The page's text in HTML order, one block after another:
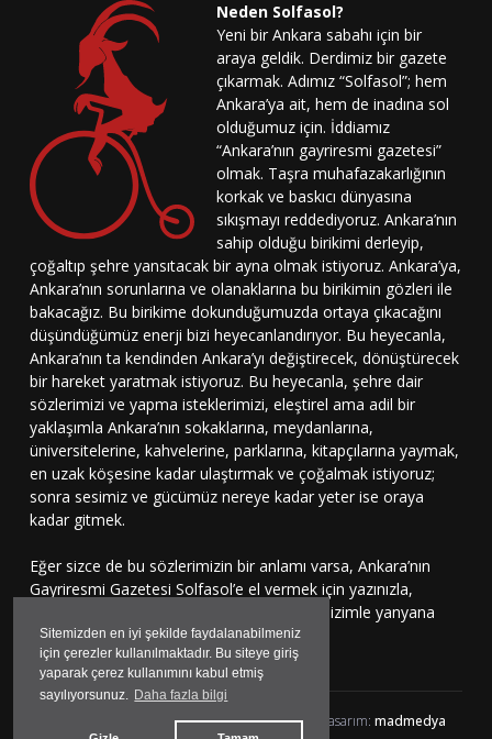
Sitemizden en iyi şekilde faydalanabilmeniz
için çerezler kullanılmaktadır. Bu siteye giriş
yaparak çerez kullanımını kabul etmiş
sayılıyorsunuz. Daha fazla bilgi
Neden Solfasol?
Yeni bir Ankara sabahı için bir
araya geldik. Derdimiz bir gazete
çıkarmak. Adımız “Solfasol”; hem
Ankara’ya ait, hem de inadına sol
olduğumuz için. İddiamız
“Ankara’nın gayriresmi gazetesi”
olmak. Taşra muhafazakarlığının
korkak ve baskıcı dünyasına
sıkışmayı reddediyoruz. Ankara’nın
sahip olduğu birikimi derleyip,
çoğaltıp şehre yansıtacak bir ayna olmak istiyoruz. Ankara’ya,
Ankara’nın sorunlarına ve olanaklarına bu birikimin gözleri ile
bakacağız. Bu birikime dokunduğumuzda ortaya çıkacağını
düşündüğümüz enerji bizi heyecanlandırıyor. Bu heyecanla,
Ankara’nın ta kendinden Ankara’yı değiştirecek, dönüştürecek
bir hareket yaratmak istiyoruz. Bu heyecanla, şehre dair
sözlerimizi ve yapma isteklerimizi, eleştirel ama adil bir
yaklaşımla Ankara’nın sokaklarına, meydanlarına,
üniversitelerine, kahvelerine, parklarına, kitapçılarına yaymak,
en uzak köşesine kadar ulaştırmak ve çoğalmak istiyoruz;
sonra sesimiz ve gücümüz nereye kadar yeter ise oraya
kadar gitmek.
Eğer sizce de bu sözlerimizin bir anlamı varsa, Ankara’nın
Gayriresmi Gazetesi Solfasol’e el vermek için yazınızla,
çizinizle, sesinizle bu harekete katılmaya, bizimle yanyana
durmaya davetlisiniz.
Solfasol.tv © 2024 Her hakkı Saklıdır | yazılım&tasarım: madmedya